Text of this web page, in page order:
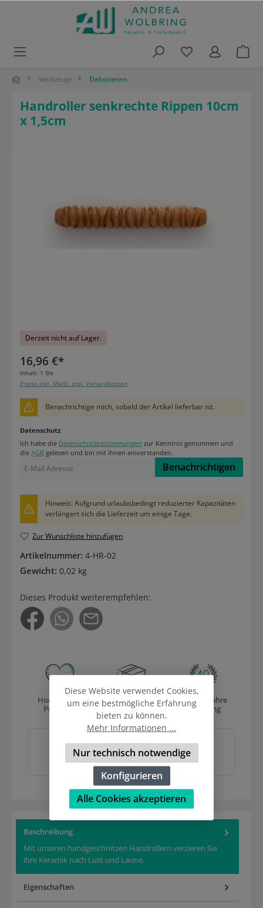
Werkzeuge Dekorieren
Handroller senkrechte Rippen 10cm
x 1,5cm
Derzeit nicht auf Lager.
16,96 €*
Inhalt: 1 Stk
Preise inkl. MwSt. zzgl. Versandkosten
Benachrichtige mich, sobald der Artikel lieferbar ist.
Datenschutz
Ich habe die Datenschutzbestimmungen zur Kenntnis genommen und
die AGBgelesen und bin mit ihnen einverstanden.
Benachrichtigen
Hinweis: Aufgrund urlaubsbedingt reduzierter Kapazitäten
verlängert sich die Lieferzeit um einige Tage.
Zur Wunschliste hinzufügen
Artikelnummer: 4-HR-02
Gewicht: 0,02 kg
Dieses Produkt weiterempfehlen:
Hochwertige
Produkte
Versand
mit DHL
Über 40 Jahre
Erfahrung
Sicher und schnell
bezahlen mit
Beschreibung
Mit unseren handgeschnitzen Handrollern verzieren Sie
ihre Keramik nach Lust und Laune.
Eigenschaften
Diese Website verwendet Cookies,
um eine bestmögliche Erfahrung
bieten zu können.
Mehr Informationen ...
Nur technisch notwendige
Konfigurieren
Alle Cookies akzeptieren